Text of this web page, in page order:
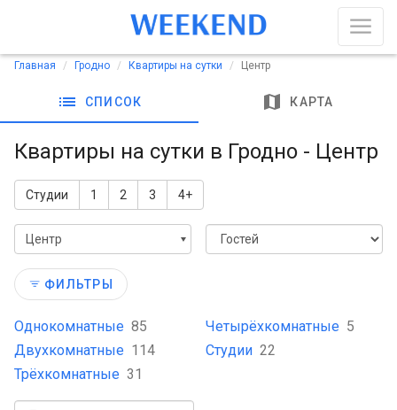
Главная Гродно Квартиры на сутки Центр
list СПИСОК map КАРТА
Квартиры на сутки в Гродно - Центр
Студии 1 2 3 4+
Центр
ФИЛЬТРЫ
Однокомнатные 85
Двухкомнатные 114
Трёхкомнатные 31
Четырёхкомнатные 5
Студии 22